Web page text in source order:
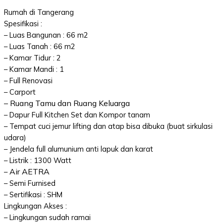
Rumah di Tangerang
Spesifikasi :
– Luas Bangunan : 66 m2
– Luas Tanah : 66 m2
– Kamar Tidur : 2
– Kamar Mandi : 1
– Full Renovasi
– Carport
– Ruang Tamu dan Ruang Keluarga
– Dapur Full Kitchen Set dan Kompor tanam
– Tempat cuci jemur lifting dan atap bisa dibuka (buat sirkulasi
udara)
– Jendela full alumunium anti lapuk dan karat
– Listrik : 1300 Watt
– Air AETRA
– Semi Furnised
– Sertifikasi : SHM
Lingkungan Akses :
– Lingkungan sudah ramai